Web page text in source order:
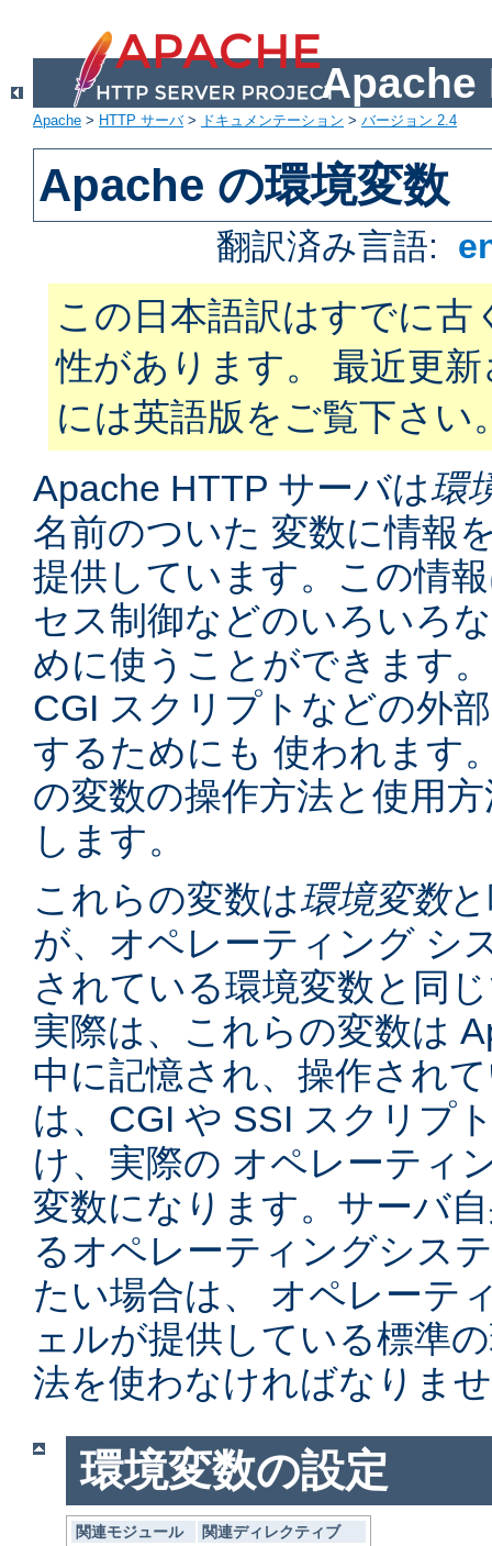
Apache
Apache > HTTP サーバ> ドキュメンテーション > バージョン 2.4
Apache の環境変数
翻訳済み言語:
この日本語訳はすでに古
性があります。 最近更
には英語版をご覧下さい
Apache HTTP サーバは環
名前のついた 変数に情報
提供しています。この情
セス制御などのいろいろ
めに使うことができます
CGI スクリプトなどの外
するためにも 使われます
の変数の操作方法と使用
します。
これらの変数は環境変数
が、オペレーティング シ
されている環境変数と同
実際は、これらの変数は
中に記憶され、操作され
は、CGI や SSI スクリプ
け、実際の オペレーティ
変数になります。サーバ
るオペレーティングシス
たい場合は、 オペレーテ
ェルが提供している標準
法を使わなければなりま
環境変数の設定
関連モジュール
関連ディレクティブ